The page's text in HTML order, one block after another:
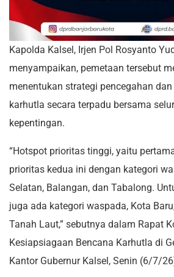
Kapolda Kalsel, Irjen Pol Rosyanto
menyampaikan, pemetaan tersebut
menentukan strategi pencegahan
karhutla secara terpadu bersama
kepentingan.
“Hotspot prioritas tinggi, yaitu
prioritas kedua ini dengan kategori
Selatan, Balangan, dan Tabalong.
juga ada kategori waspada, Kota
Tanah Laut,” sebutnya dalam Rapat
Kesiapsiagaan Bencana Karhutla di
Kantor Gubernur Kalsel, Senin (6/7/